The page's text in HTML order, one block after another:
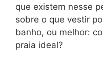
que existem nesse
sobre o que vestir
banho, ou melhor:
praia ideal?